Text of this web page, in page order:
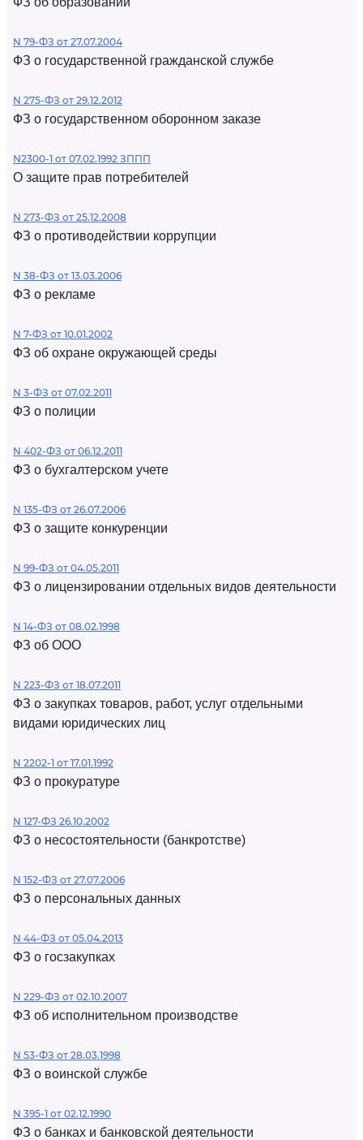
N 79-ФЗ от 27.07.2004
ФЗ о государственной гражданской службе
N 275-ФЗ от 29.12.2012
ФЗ о государственном оборонном заказе
N2300-1 от 07.02.1992 ЗППП
О защите прав потребителей
N 273-ФЗ от 25.12.2008
ФЗ о противодействии коррупции
N 38-ФЗ от 13.03.2006
ФЗ о рекламе
N 7-ФЗ от 10.01.2002
ФЗ об охране окружающей среды
N 3-ФЗ от 07.02.2011
ФЗ о полиции
N 402-ФЗ от 06.12.2011
ФЗ о бухгалтерском учете
N 135-ФЗ от 26.07.2006
ФЗ о защите конкуренции
N 99-ФЗ от 04.05.2011
ФЗ о лицензировании отдельных видов деятельности
N 14-ФЗ от 08.02.1998
ФЗ об ООО
N 223-ФЗ от 18.07.2011
ФЗ о закупках товаров, работ, услуг отдельными
видами юридических лиц
N 2202-1 от 17.01.1992
ФЗ о прокуратуре
N 127-ФЗ 26.10.2002
ФЗ о несостоятельности (банкротстве)
N 152-ФЗ от 27.07.2006
ФЗ о персональных данных
N 44-ФЗ от 05.04.2013
ФЗ о госзакупках
N 229-ФЗ от 02.10.2007
ФЗ об исполнительном производстве
N 53-ФЗ от 28.03.1998
ФЗ о воинской службе
N 395-1 от 02.12.1990
ФЗ о банках и банковской деятельности